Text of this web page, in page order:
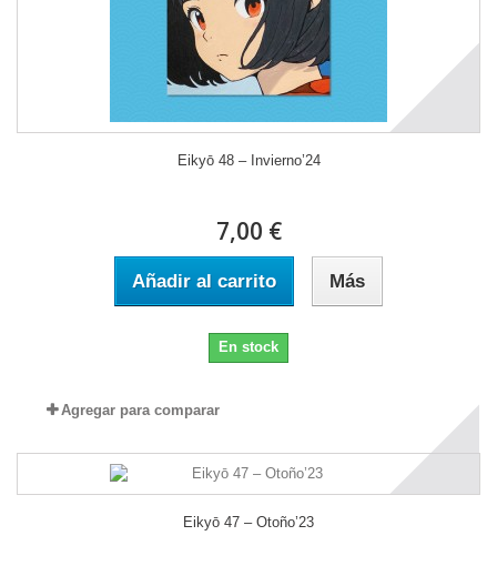
Eikyō 48 – Invierno’24
7,00 €
Añadir al carrito Más
En stock
Agregar para comparar
Eikyō 47 – Otoño’23